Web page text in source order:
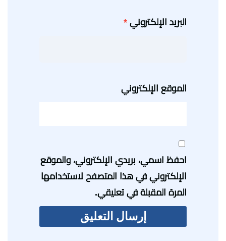
البريد الإلكتروني *
الموقع الإلكتروني
احفظ اسمي، بريدي الإلكتروني، والموقع
الإلكتروني في هذا المتصفح لاستخدامها
المرة المقبلة في تعليقي.